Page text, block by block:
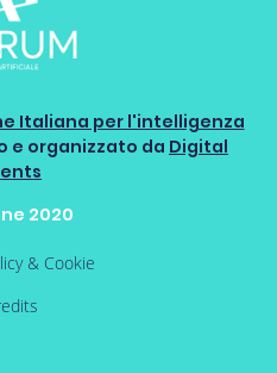
Italiana per l'intelligenza
e organizzato da Digital
2020
& Cookie